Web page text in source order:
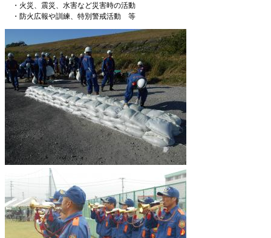
・火災、震災、水害など災害時の活動
・防火広報や訓練、特別警戒活動 等